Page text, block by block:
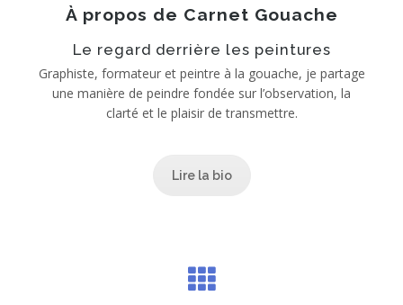
À propos de Carnet Gouache
Le regard derrière les peintures
Graphiste, formateur et peintre à la gouache, je partage
une manière de peindre fondée sur l’observation, la
clarté et le plaisir de transmettre.
Lire la bio